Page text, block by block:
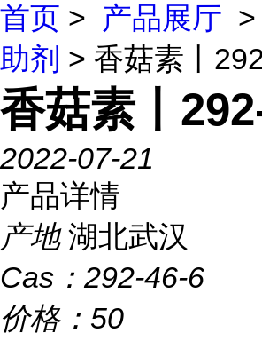
首页 > 产品展厅 >
助剂 > 香菇素丨
香菇素丨
2022-07-21
产品详情
产地 湖北武汉
Cas： 292-46-6
价格： 50